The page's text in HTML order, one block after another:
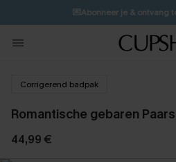
💌Abonneer je & ontvang
Koop 3, krijg 15% korting |
Corrigerend badpak
Romantische gebaren
44,99 €